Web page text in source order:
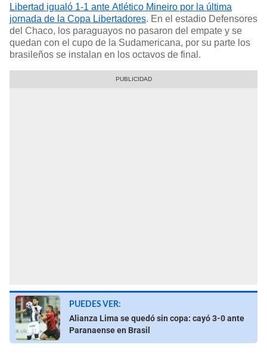
Libertad igualó 1-1 ante Atlético Mineiro por la última
jornada de la Copa Libertadores. En el estadio Defensores
del Chaco, los paraguayos no pasaron del empate y se
quedan con el cupo de la Sudamericana, por su parte los
brasileños se instalan en los octavos de final.
PUEDES VER:
Alianza Lima se quedó sin copa: cayó 3-0 ante
Paranaense en Brasil